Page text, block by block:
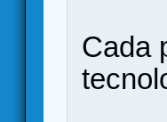
Cada